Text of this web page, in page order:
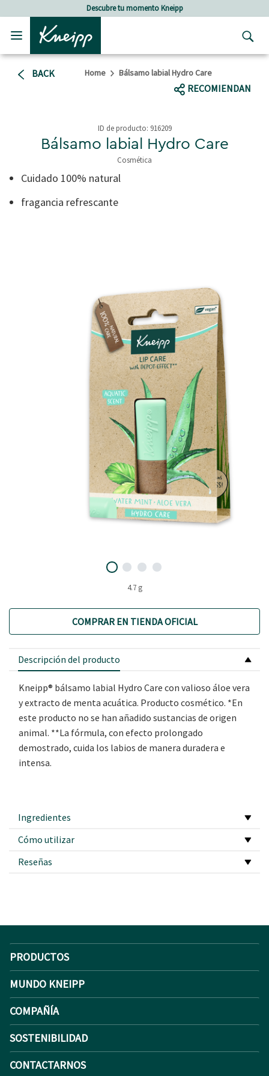
Skip to main content
Skip to footer contentDescubre tu momento Kneipp
BACK Home Bálsamo labial Hydro Care
RECOMIENDAN
ID de producto: 916209
Bálsamo labial Hydro Care
Cosmética
3,6 out of 5 Customer Rating
Cuidado 100% natural
fragancia refrescante
4.7 g
COMPRAR EN TIENDA OFICIAL
Descripción del producto
Kneipp® bálsamo labial Hydro Care con valioso áloe vera
y extracto de menta acuática. Producto cosmético. *En
este producto no se han añadido sustancias de origen
animal. **La fórmula, con efecto prolongado
demostrado, cuida los labios de manera duradera e
intensa.
Ingredientes
Cómo utilizar
Reseñas
PRODUCTOS
MUNDO KNEIPP
COMPAÑÍA
SOSTENIBILIDAD
CONTACTARNOS